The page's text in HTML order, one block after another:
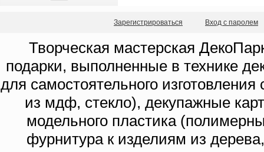
Зарегистрироваться Вход с паролем
Творческая мастерская
подарки, выполненные в технике
для самостоятельного
из мдф, стекло), декупажные
модельного пластика
фурнитура к изделиям из